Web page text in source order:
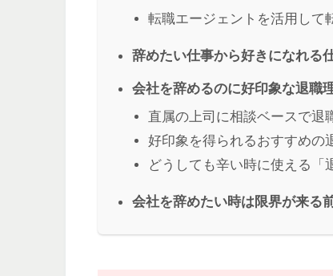
転職エージェントを活用して
辞めたい仕事から好きになれる
会社を辞めるのに好印象な退職
直属の上司に相談ベースで退
好印象を得られるおすすめの
どうしても辛い時に使える「
会社を辞めたい時は限界が来る